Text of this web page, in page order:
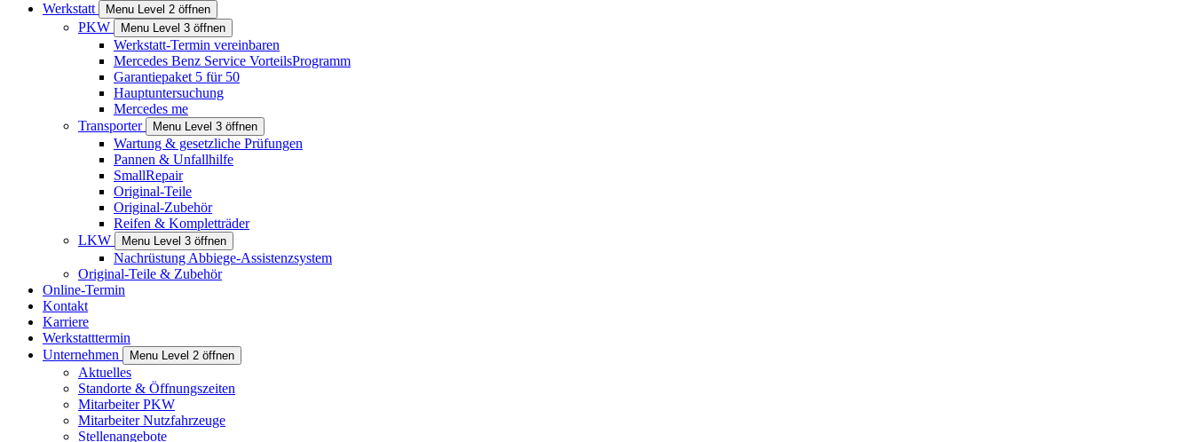
Werkstatt
Menu Level 2 öffnen
PKW Menu Level 3 öffnen
Werkstatt-Termin vereinbaren
Mercedes Benz Service VorteilsProgramm
Garantiepaket 5 für 50
Hauptuntersuchung
Mercedes me
Transporter
Menu Level 3 öffnen
Wartung & gesetzliche Prüfungen
Pannen & Unfallhilfe
SmallRepair
Original-Teile
Original-Zubehör
Reifen & Kompletträder
LKW
Menu Level 3 öffnen
Nachrüstung Abbiege-Assistenzsystem
Original-Teile & Zubehör
Online-Termin
Kontakt
Karriere
Werkstatttermin
Unternehmen
Menu Level 2 öffnen
Aktuelles
Standorte & Öffnungszeiten
Mitarbeiter PKW
Mitarbeiter Nutzfahrzeuge
Stellenangebote